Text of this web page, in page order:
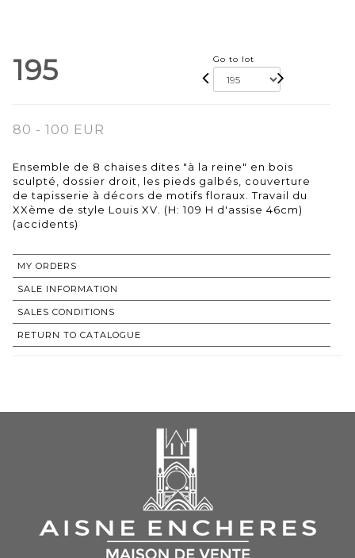
195 Go to lot
80 - 100 EUR
Ensemble de 8 chaises dites "à la reine" en bois
sculpté, dossier droit, les pieds galbés, couverture
de tapisserie à décors de motifs floraux. Travail du
XXème de style Louis XV. (H: 109 H d'assise 46cm)
(accidents)
MY ORDERS
SALE INFORMATION
SALES CONDITIONS
RETURN TO CATALOGUE